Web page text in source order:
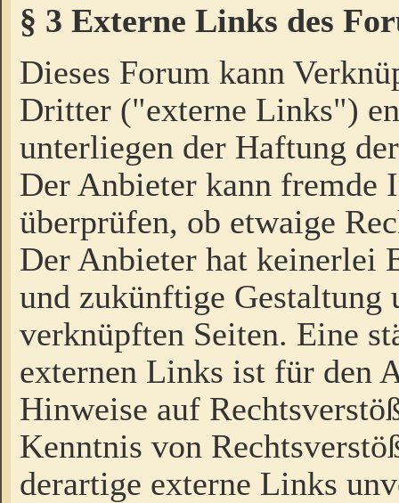
§ 3 Externe Links des
Dieses Forum kann
Dritter ("externe Links")
unterliegen der Haftung
Der Anbieter kann fremde
überprüfen, ob etwaige
Der Anbieter hat keinerlei
und zukünftige Gestaltung
verknüpften Seiten. Eine
externen Links ist für den
Hinweise auf
Kenntnis von
derartige externe Links